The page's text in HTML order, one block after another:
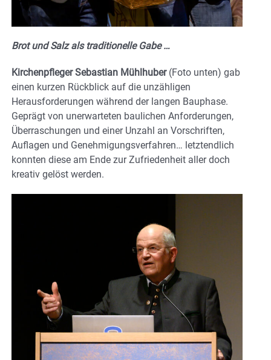
Brot und Salz als traditionelle Gabe …
Kirchenpfleger Sebastian Mühlhuber(Foto unten) gab
einen kurzen Rückblick auf die unzähligen
Herausforderungen während der langen Bauphase.
Geprägt von unerwarteten baulichen Anforderungen,
Überraschungen und einer Unzahl an Vorschriften,
Auflagen und Genehmigungsverfahren… letztendlich
konnten diese am Ende zur Zufriedenheit aller doch
kreativ gelöst werden.